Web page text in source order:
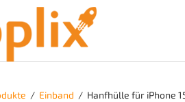
/ Einband / Hanfhülle für iPhone